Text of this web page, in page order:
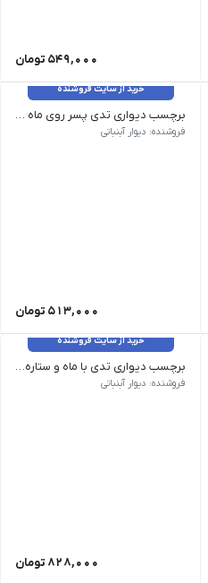
549,000 تومان
خرید از سایت فروشنده
برچسب دیواری تدی پسر روی ماه کد 1491 وزن 120 گرم سایز: بزرگ 100*68، متوسط 50*81 رنگ: بدون تغییر رنگ
فروشنده: دیوار آبنباتی
513,000 تومان
خرید از سایت فروشنده
برچسب دیواری تدی با ماه و ستاره کد 1463 وزن 120 گرم رنگ: بدون تغییر رنگ سایز ابعاد بزرگ 100 در 100، ابعاد متوسط 70 در 70، ابعاد متوسط 50 در 50
فروشنده: دیوار آبنباتی
828,000 تومان